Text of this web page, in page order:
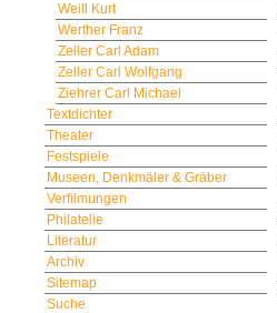
Weill Kurt
Werther Franz
Zeller Carl Adam
Zeller Carl Wolfgang
Ziehrer Carl Michael
Textdichter
Theater
Festspiele
Museen, Denkmäler & Gräber
Verfilmungen
Philatelie
Literatur
Archiv
Sitemap
Suche